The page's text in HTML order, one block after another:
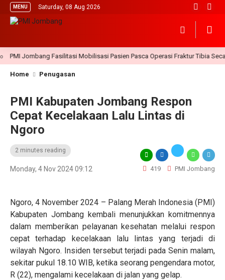
MENU Saturday, 08 Aug 2026
PMI Jombang Fasilitasi Mobilisasi Pasien Pasca Operasi Fraktur Tibia Secara
Home Penugasan
PMI Kabupaten Jombang Respon
Cepat Kecelakaan Lalu Lintas di
Ngoro
2 minutes reading
Monday, 4 Nov 2024 09:12 419 PMI Jombang
Ngoro, 4 November 2024 – Palang Merah Indonesia (PMI)
Kabupaten Jombang kembali menunjukkan komitmennya
dalam memberikan pelayanan kesehatan melalui respon
cepat terhadap kecelakaan lalu lintas yang terjadi di
wilayah Ngoro. Insiden tersebut terjadi pada Senin malam,
sekitar pukul 18.10 WIB, ketika seorang pengendara motor,
R (22), mengalami kecelakaan di jalan yang gelap.